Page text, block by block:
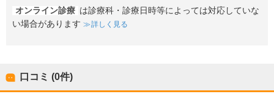
オンライン診療 は診療科・診療日時等によっては対応していな
い場合があります
詳しく見る
口コミ (0件)